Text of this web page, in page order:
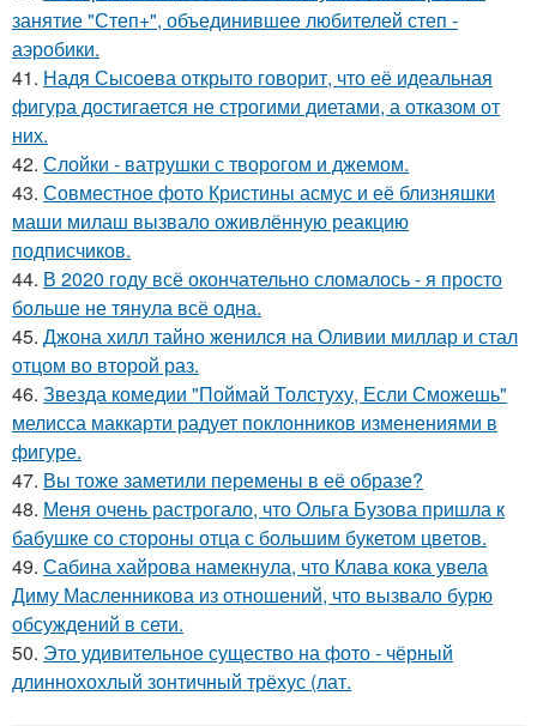
занятие "Степ+", объединившее любителей степ -
аэробики.
41. Надя Сысоева открыто говорит, что её идеальная
фигура достигается не строгими диетами, а отказом от
них.
42. Слойки - ватрушки с творогом и джемом.
43. Совместное фото Кристины асмус и её близняшки
маши милаш вызвало оживлённую реакцию
подписчиков.
44. В 2020 году всё окончательно сломалось - я просто
больше не тянула всё одна.
45. Джона хилл тайно женился на Оливии миллар и стал
отцом во второй раз.
46. Звезда комедии "Поймай Толстуху, Если Сможешь"
мелисса маккарти радует поклонников изменениями в
фигуре.
47. Вы тоже заметили перемены в её образе?
48. Меня очень растрогало, что Ольга Бузова пришла к
бабушке со стороны отца с большим букетом цветов.
49. Сабина хайрова намекнула, что Клава кока увела
Диму Масленникова из отношений, что вызвало бурю
обсуждений в сети.
50. Это удивительное существо на фото - чёрный
длиннохохлый зонтичный трёхус (лат.